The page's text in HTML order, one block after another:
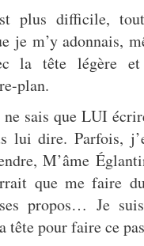
plus difficile,
je m’y adonnais,
la tête légère
plan.
sais que LUI
lui dire. Parfois,
M’âme
que me faire
propos… Je
tête pour faire ce